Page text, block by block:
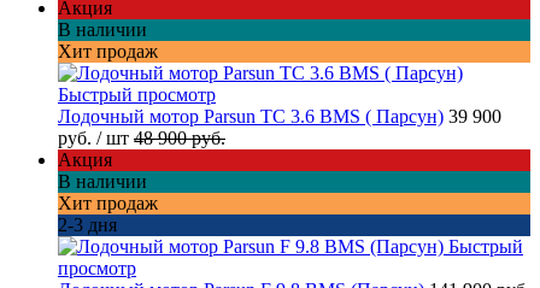
Акция
В наличии
Хит продаж
Быстрый просмотр
Лодочный мотор Parsun TC 3.6 BMS ( Парсун) 39 900
руб. / шт 48 900 руб.
Акция
В наличии
Хит продаж
2-3 дня
Быстрый
просмотр